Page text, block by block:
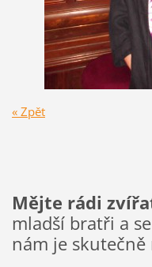
« Zpět
Mějte rádi
mladší bratři a
nám je